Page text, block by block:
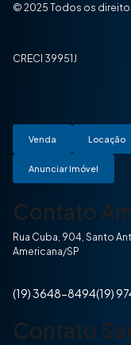
© 2025 Todos os
CRECI 39951J
Venda Locação
Anunciar Imóvel
Contato
Rua Cuba, 904, Santo
Americana/SP
(19) 3648-8494(19)
Contato